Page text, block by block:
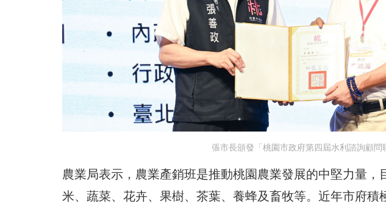
張市長頒發「桃園市政府第四屆水利諮詢顧問
農業局表示，農業產銷班是推動桃園農業發展的中堅力量，
米、蔬菜、花卉、果樹、茶葉、養蜂及畜牧等。近年市府積